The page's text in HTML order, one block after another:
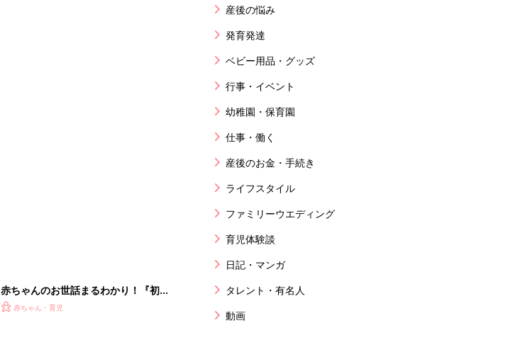
になるまで、育児に役立つ情報がいっ
ぱい！
産後の悩み
発育発達
ベビー用品・グッズ
行事・イベント
幼稚園・保育園
仕事・働く
産後のお金・手続き
ライフスタイル
ファミリーウエディング
育児体験談
日記・マンガ
タレント・有名人
動画